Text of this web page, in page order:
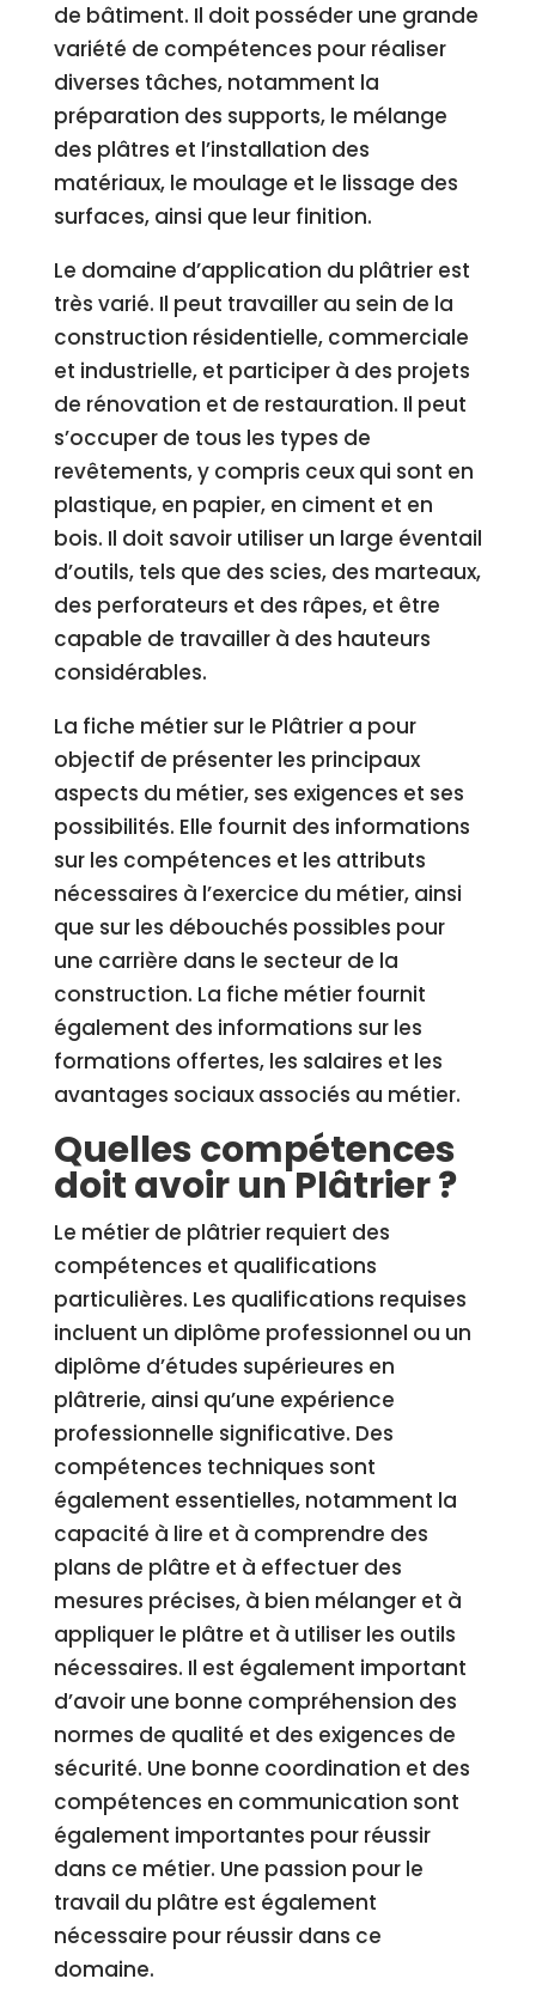
de bâtiment. Il doit posséder une grande
variété de compétences pour réaliser
diverses tâches, notamment la
préparation des supports, le mélange
des plâtres et l’installation des
matériaux, le moulage et le lissage des
surfaces, ainsi que leur finition.
Le domaine d’application du plâtrier est
très varié. Il peut travailler au sein de la
construction résidentielle, commerciale
et industrielle, et participer à des projets
de rénovation et de restauration. Il peut
s’occuper de tous les types de
revêtements, y compris ceux qui sont en
plastique, en papier, en ciment et en
bois. Il doit savoir utiliser un large éventail
d’outils, tels que des scies, des marteaux,
des perforateurs et des râpes, et être
capable de travailler à des hauteurs
considérables.
La fiche métier sur le Plâtrier a pour
objectif de présenter les principaux
aspects du métier, ses exigences et ses
possibilités. Elle fournit des informations
sur les compétences et les attributs
nécessaires à l’exercice du métier, ainsi
que sur les débouchés possibles pour
une carrière dans le secteur de la
construction. La fiche métier fournit
également des informations sur les
formations offertes, les salaires et les
avantages sociaux associés au métier.
Quelles compétences
doit avoir un Plâtrier ?
Le métier de plâtrier requiert des
compétences et qualifications
particulières. Les qualifications requises
incluent un diplôme professionnel ou un
diplôme d’études supérieures en
plâtrerie, ainsi qu’une expérience
professionnelle significative. Des
compétences techniques sont
également essentielles, notamment la
capacité à lire et à comprendre des
plans de plâtre et à effectuer des
mesures précises, à bien mélanger et à
appliquer le plâtre et à utiliser les outils
nécessaires. Il est également important
d’avoir une bonne compréhension des
normes de qualité et des exigences de
sécurité. Une bonne coordination et des
compétences en communication sont
également importantes pour réussir
dans ce métier. Une passion pour le
travail du plâtre est également
nécessaire pour réussir dans ce
domaine.